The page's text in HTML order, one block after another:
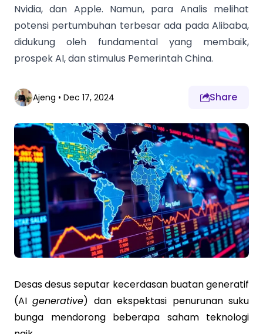
Nvidia, dan Apple. Namun, para Analis melihat
potensi pertumbuhan terbesar ada pada Alibaba,
didukung oleh fundamental yang membaik,
prospek AI, dan stimulus Pemerintah China.
Ajeng • Dec 17, 2024 Share
Desas desus seputar kecerdasan buatan generatif
(AIgenerative) dan ekspektasi penurunan suku
bunga mendorong beberapa saham teknologi